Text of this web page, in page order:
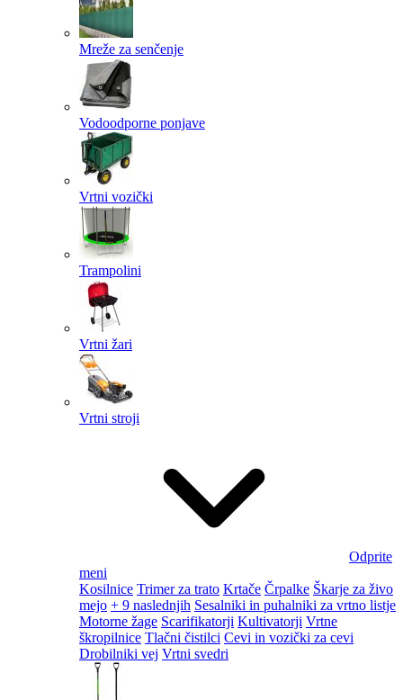
Mreže za senčenje
Vodoodporne ponjave
Vrtni vozički
Trampolini
Vrtni žari
Vrtni stroji
Odprite
meni
Kosilnice Trimer za trato Krtače Črpalke Škarje za živo
mejo + 9 naslednjih Sesalniki in puhalniki za vrtno listje
Motorne žage Scarifikatorji Kultivatorji Vrtne
škropilnice Tlačni čistilci Cevi in vozički za cevi
Drobilniki vej Vrtni svedri